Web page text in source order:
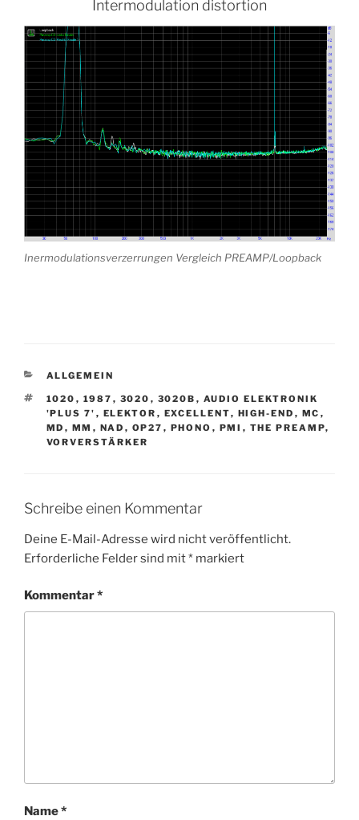
Intermodulation distortion
Inermodulationsverzerrungen Vergleich PREAMP/Loopback
KATEGORIEN
ALLGEMEIN
SCHLAGWÖRTER
1020 , 1987 , 3020 , 3020B , AUDIO ELEKTRONIK
'PLUS 7' , ELEKTOR , EXCELLENT, HIGH-END , MC ,
MD , MM , NAD , OP27 , PHONO , PMI , THE PREAMP,
VORVERSTÄRKER
Schreibe einen Kommentar
Deine E-Mail-Adresse wird nicht veröffentlicht.
Erforderliche Felder sind mit* markiert
Kommentar*
Name*